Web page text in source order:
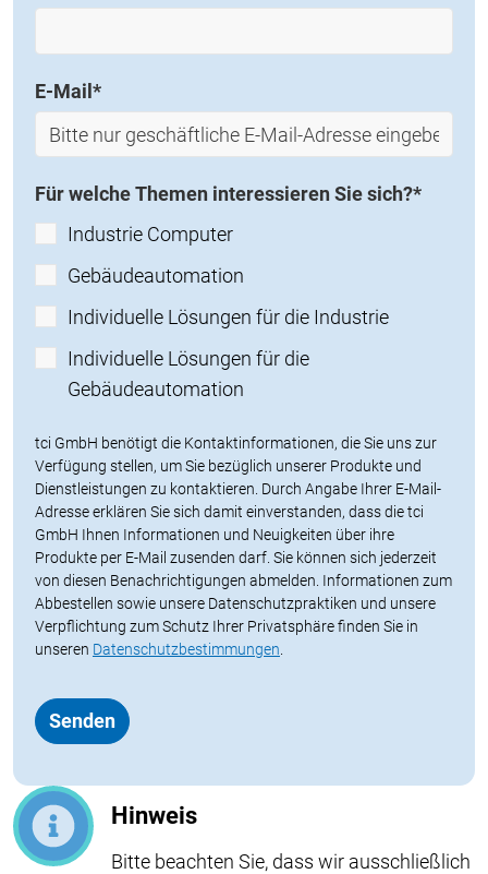
E-Mail*
Für welche Themen interessieren Sie sich?*
Industrie Computer
Gebäudeautomation
Individuelle Lösungen für die Industrie
Individuelle Lösungen für die
Gebäudeautomation
tci GmbH benötigt die Kontaktinformationen, die Sie uns zur
Verfügung stellen, um Sie bezüglich unserer Produkte und
Dienstleistungen zu kontaktieren. Durch Angabe Ihrer E-Mail-
Adresse erklären Sie sich damit einverstanden, dass die tci
GmbH Ihnen Informationen und Neuigkeiten über ihre
Produkte per E-Mail zusenden darf. Sie können sich jederzeit
von diesen Benachrichtigungen abmelden. Informationen zum
Abbestellen sowie unsere Datenschutzpraktiken und unsere
Verpflichtung zum Schutz Ihrer Privatsphäre finden Sie in
unseren Datenschutzbestimmungen.
Hinweis
Bitte beachten Sie, dass wir ausschließlich